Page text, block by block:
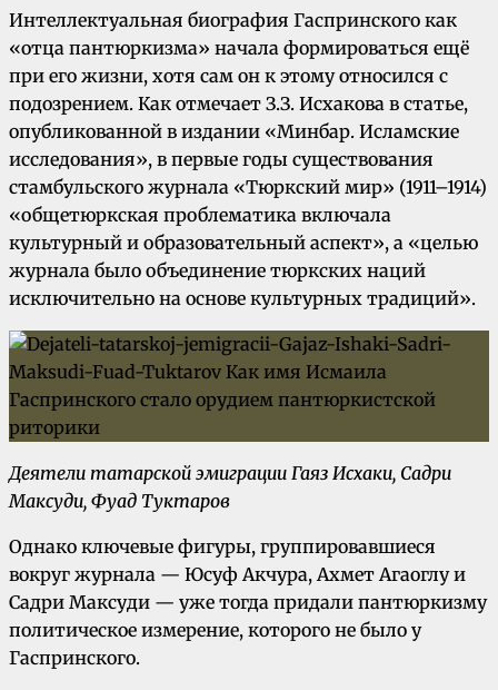
Интеллектуальная биография Гаспринского как
«отца пантюркизма» начала формироваться ещё
при его жизни, хотя сам он к этому относился с
подозрением. Как отмечает З.З. Исхакова в статье,
опубликованной в издании «Минбар. Исламские
исследования», в первые годы существования
стамбульского журнала «Тюркский мир» (1911–1914)
«общетюркская проблематика включала
культурный и образовательный аспект», а «целью
журнала было объединение тюркских наций
исключительно на основе культурных традиций».
Деятели татарской эмиграции Гаяз Исхаки, Садри
Максуди, Фуад Туктаров
Однако ключевые фигуры, группировавшиеся
вокруг журнала — Юсуф Акчура, Ахмет Агаоглу и
Садри Максуди — уже тогда придали пантюркизму
политическое измерение, которого не было у
Гаспринского.